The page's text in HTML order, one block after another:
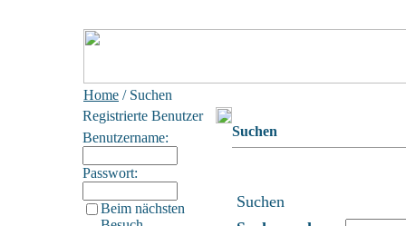
Home / Suchen
Registrierte Benutzer
Benutzername:
Passwort:
Beim nächsten
Suchen
Suchen